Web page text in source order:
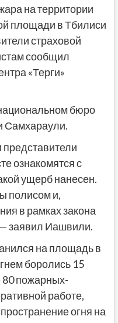
на территории
площади в Тбилиси
страховой
сообщил
«Терги»
бюро
Самхараули.
ознакомятся с
ущерб нанесен.
полисом и,
в рамках закона
— заявил Иашвили.
на площадь в
боролись 15
80 пожарных-
работе,
огня на